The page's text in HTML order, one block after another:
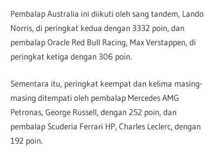
Pembalap Australia ini diikuti oleh sang tandem, Lando
Norris, di peringkat kedua dengan 3332 poin, dan
pembalap Oracle Red Bull Racing, Max Verstappen, di
peringkat ketiga dengan 306 poin.
Sementara itu, peringkat keempat dan kelima masing-
masing ditempati oleh pembalap Mercedes AMG
Petronas, George Russell, dengan 252 poin, dan
pembalap Scuderia Ferrari HP, Charles Leclerc, dengan
192 poin.